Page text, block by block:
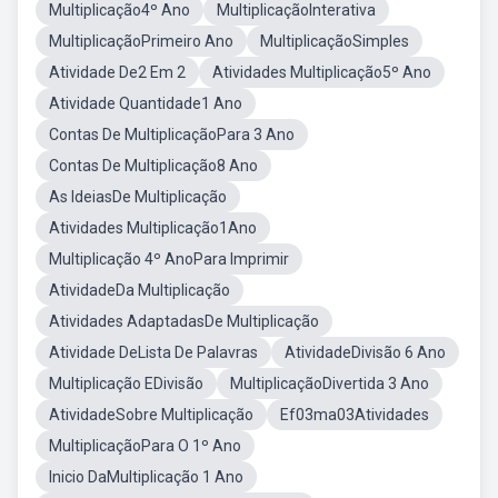
Multiplicação4º Ano
MultiplicaçãoInterativa
MultiplicaçãoPrimeiro Ano
MultiplicaçãoSimples
Atividade De2 Em 2
Atividades Multiplicação5º Ano
Atividade Quantidade1 Ano
Contas De MultiplicaçãoPara 3 Ano
Contas De Multiplicação8 Ano
As IdeiasDe Multiplicação
Atividades Multiplicação1Ano
Multiplicação 4º AnoPara Imprimir
AtividadeDa Multiplicação
Atividades AdaptadasDe Multiplicação
Atividade DeLista De Palavras
AtividadeDivisão 6 Ano
Multiplicação EDivisão
MultiplicaçãoDivertida 3 Ano
AtividadeSobre Multiplicação
Ef03ma03Atividades
MultiplicaçãoPara O 1º Ano
Inicio DaMultiplicação 1 Ano